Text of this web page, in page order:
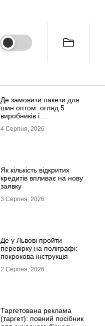
Де замовити пакети для
шин оптом: огляд 5
виробників і
4 Серпня, 2026
Як кількість відкритих
кредитів впливає на нову
заявку
3 Серпня, 2026
Де у Львові пройти
перевірку на поліграфі:
покрокова інструкція
2 Серпня, 2026
Таргетована реклама
(таргет): повний посібник